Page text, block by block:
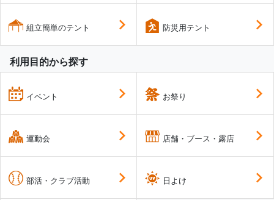
組立簡単のテント 防災用テント
利用目的から探す
イベント
運動会
部活・クラブ活動
お祭り
店舗・ブース・露店
日よけ